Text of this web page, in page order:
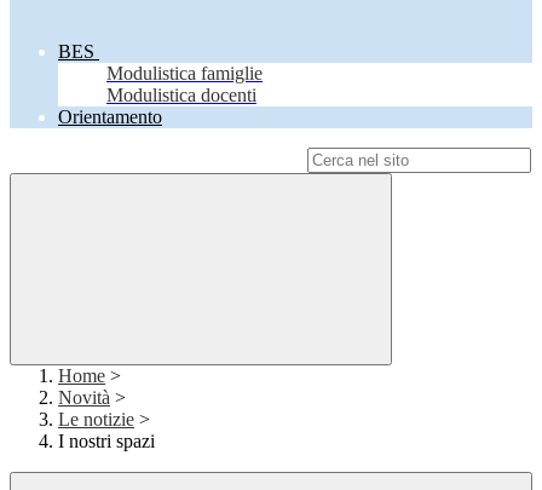
BES
Modulistica famiglie
Modulistica docenti
Orientamento
Home >
Novità >
Le notizie >
I nostri spazi